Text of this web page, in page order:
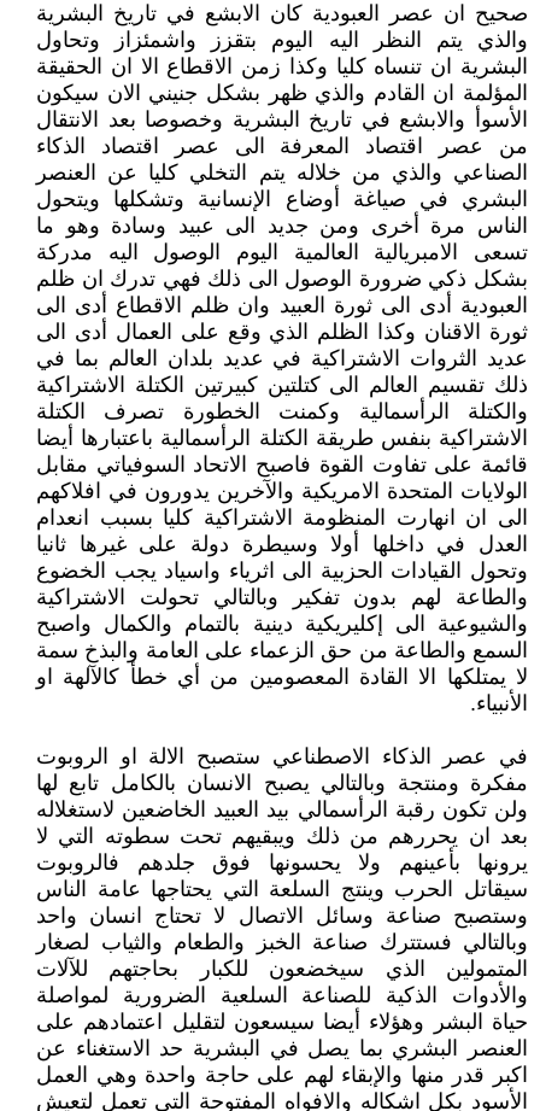
صحيح ان عصر العبودية كان الابشع في تاريخ البشرية
والذي يتم النظر اليه اليوم بتقزز واشمئزاز وتحاول
البشرية ان تنساه كليا وكذا زمن الاقطاع الا ان الحقيقة
المؤلمة ان القادم والذي ظهر بشكل جنيني الان سيكون
الأسوأ والابشع في تاريخ البشرية وخصوصا بعد الانتقال
من عصر اقتصاد المعرفة الى عصر اقتصاد الذكاء
الصناعي والذي من خلاله يتم التخلي كليا عن العنصر
البشري في صياغة أوضاع الإنسانية وتشكلها ويتحول
الناس مرة أخرى ومن جديد الى عبيد وسادة وهو ما
تسعى الامبريالية العالمية اليوم الوصول اليه مدركة
بشكل ذكي ضرورة الوصول الى ذلك فهي تدرك ان ظلم
العبودية أدى الى ثورة العبيد وان ظلم الاقطاع أدى الى
ثورة الاقنان وكذا الظلم الذي وقع على العمال أدى الى
عديد الثروات الاشتراكية في عديد بلدان العالم بما في
ذلك تقسيم العالم الى كتلتين كبيرتين الكتلة الاشتراكية
والكتلة الرأسمالية وكمنت الخطورة تصرف الكتلة
الاشتراكية بنفس طريقة الكتلة الرأسمالية باعتبارها أيضا
قائمة على تفاوت القوة فاصبح الاتحاد السوفياتي مقابل
الولايات المتحدة الامريكية والآخرين يدورون في افلاكهم
الى ان انهارت المنظومة الاشتراكية كليا بسبب انعدام
العدل في داخلها أولا وسيطرة دولة على غيرها ثانيا
وتحول القيادات الحزبية الى اثرياء واسياد يجب الخضوع
والطاعة لهم بدون تفكير وبالتالي تحولت الاشتراكية
والشيوعية الى إكليريكية دينية بالتمام والكمال واصبح
السمع والطاعة من حق الزعماء على العامة والبذخ سمة
لا يمتلكها الا القادة المعصومين من أي خطأ كالآلهة او
الأنبياء.
في عصر الذكاء الاصطناعي ستصبح الالة او الروبوت
مفكرة ومنتجة وبالتالي يصبح الانسان بالكامل تابع لها
ولن تكون رقبة الرأسمالي بيد العبيد الخاضعين لاستغلاله
بعد ان يحررهم من ذلك ويبقيهم تحت سطوته التي لا
يرونها بأعينهم ولا يحسونها فوق جلدهم فالروبوت
سيقاتل الحرب وينتج السلعة التي يحتاجها عامة الناس
وستصبح صناعة وسائل الاتصال لا تحتاج انسان واحد
وبالتالي فستترك صناعة الخبز والطعام والثياب لصغار
المتمولين الذي سيخضعون للكبار بحاجتهم للآلات
والأدوات الذكية للصناعة السلعية الضرورية لمواصلة
حياة البشر وهؤلاء أيضا سيسعون لتقليل اعتمادهم على
العنصر البشري بما يصل في البشرية حد الاستغناء عن
اكبر قدر منها والإبقاء لهم على حاجة واحدة وهي العمل
الأسود بكل اشكاله والافواه المفتوحة التي تعمل لتعيش